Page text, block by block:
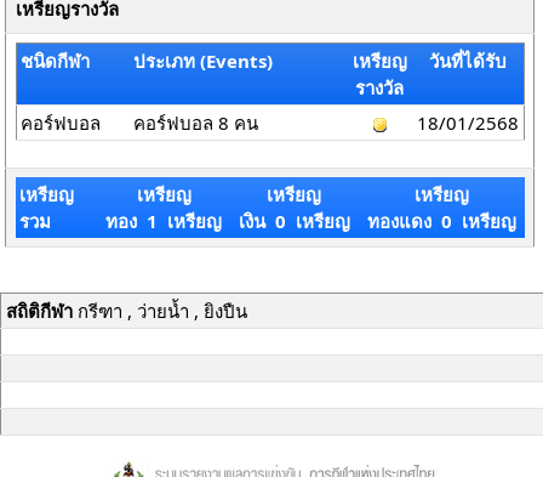
เหรียญรางวัล
ชนิดกีฬา ประเภท (Events)
เหรียญ
รางวัล
วันที่ได้รับ
คอร์ฟบอล คอร์ฟบอล 8 คน 18/01/2568
เหรียญ
รวม
เหรียญ
ทอง 1 เหรียญ
เหรียญ
เงิน 0 เหรียญ
เหรียญ
ทองแดง 0 เหรียญ
สถิติกีฬากรีฑา , ว่ายน้ำ , ยิงปืน